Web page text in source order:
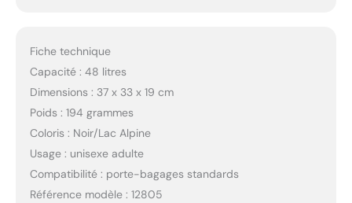
Fiche technique
Capacité : 48 litres
Dimensions : 37 x 33 x 19 cm
Poids : 194 grammes
Coloris : Noir/Lac Alpine
Usage : unisexe adulte
Compatibilité : porte-bagages standards
Référence modèle : 12805